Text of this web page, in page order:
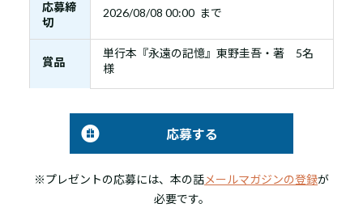
応募締
切
2026/08/08 00:00 まで
賞品
単行本『永遠の記憶』東野圭吾・著 5名
様
応募する
※プレゼントの応募には、本の話メールマガジンの登録が
必要です。